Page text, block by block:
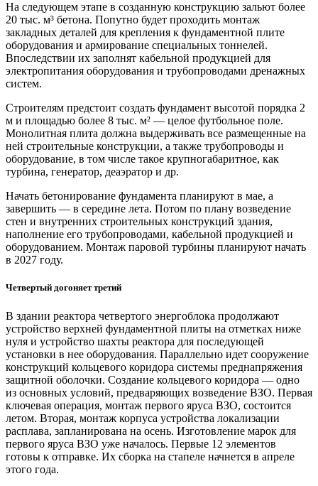
На следующем этапе в созданную конструкцию зальют более
20 тыс. м³ бетона. Попутно будет проходить монтаж
закладных деталей для крепления к фундаментной плите
оборудования и армирование специальных тоннелей.
Впоследствии их заполнят кабельной продукцией для
электропитания оборудования и трубопроводами дренажных
систем.
Строителям предстоит создать фундамент высотой порядка 2
м и площадью более 8 тыс. м² — целое футбольное поле.
Монолитная плита должна выдерживать все размещенные на
ней строительные конструкции, а также трубопроводы и
оборудование, в том числе такое крупногабаритное, как
турбина, генератор, деаэратор и др.
Начать бетонирование фундамента планируют в мае, а
завершить — в середине лета. Потом по плану возведение
стен и внутренних строительных конструкций здания,
наполнение его трубопроводами, кабельной продукцией и
оборудованием. Монтаж паровой турбины планируют начать
в 2027 году.
Четвертый догоняет третий
В здании реактора четвертого энергоблока продолжают
устройство верхней фундаментной плиты на отметках ниже
нуля и устройство шахты реактора для последующей
установки в нее оборудования. Параллельно идет сооружение
конструкций кольцевого коридора системы преднапряжения
защитной оболочки. Создание кольцевого коридора — одно
из основных условий, предваряющих возведение ВЗО. Первая
ключевая операция, монтаж первого яруса ВЗО, состоится
летом. Вторая, монтаж корпуса устройства локализации
расплава, запланирована на осень. Изготовление марок для
первого яруса ВЗО уже началось. Первые 12 элементов
готовы к отправке. Их сборка на стапеле начнется в апреле
этого года.